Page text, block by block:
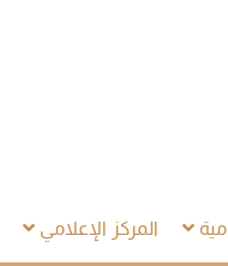
المركز الإعلامي